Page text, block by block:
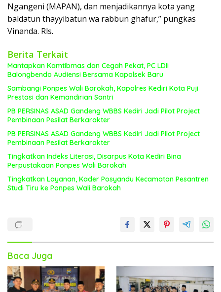
Ngangeni (MAPAN), dan menjadikannya kota yang
baldatun thayyibatun wa rabbun ghafur,” pungkas
Vinanda. Rls.
Berita Terkait
Mantapkan Kamtibmas dan Cegah Pekat, PC LDII
Balongbendo Audiensi Bersama Kapolsek Baru
Sambangi Ponpes Wali Barokah, Kapolres Kediri Kota Puji
Prestasi dan Kemandirian Santri
PB PERSINAS ASAD Gandeng WBBS Kediri Jadi Pilot Project
Pembinaan Pesilat Berkarakter
PB PERSINAS ASAD Gandeng WBBS Kediri Jadi Pilot Project
Pembinaan Pesilat Berkarakter
Tingkatkan Indeks Literasi, Disarpus Kota Kediri Bina
Perpustakaan Ponpes Wali Barokah
Tingkatkan Layanan, Kader Posyandu Kecamatan Pesantren
Studi Tiru ke Ponpes Wali Barokah
Baca Juga